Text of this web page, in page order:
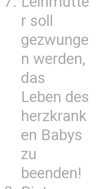
r soll
gezwunge
n werden,
das
Leben des
herzkrank
en Babys
zu
beenden!